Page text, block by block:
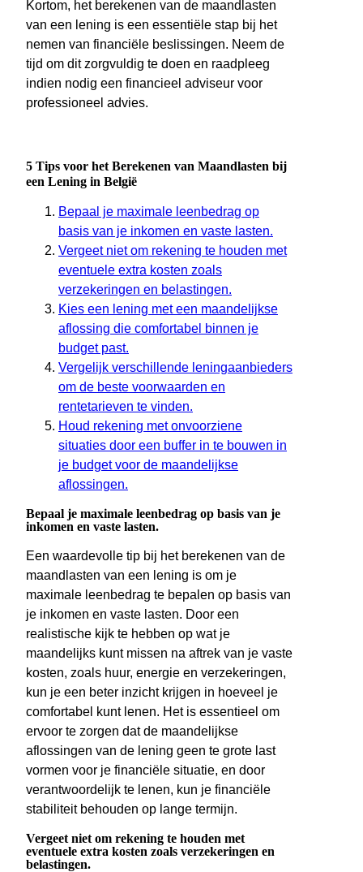
Kortom, het berekenen van de maandlasten
van een lening is een essentiële stap bij het
nemen van financiële beslissingen. Neem de
tijd om dit zorgvuldig te doen en raadpleeg
indien nodig een financieel adviseur voor
professioneel advies.
5 Tips voor het Berekenen van Maandlasten bij
een Lening in België
Bepaal je maximale leenbedrag op
basis van je inkomen en vaste lasten.
Vergeet niet om rekening te houden met
eventuele extra kosten zoals
verzekeringen en belastingen.
Kies een lening met een maandelijkse
aflossing die comfortabel binnen je
budget past.
Vergelijk verschillende leningaanbieders
om de beste voorwaarden en
rentetarieven te vinden.
Houd rekening met onvoorziene
situaties door een buffer in te bouwen in
je budget voor de maandelijkse
aflossingen.
Bepaal je maximale leenbedrag op basis van je
inkomen en vaste lasten.
Een waardevolle tip bij het berekenen van de
maandlasten van een lening is om je
maximale leenbedrag te bepalen op basis van
je inkomen en vaste lasten. Door een
realistische kijk te hebben op wat je
maandelijks kunt missen na aftrek van je vaste
kosten, zoals huur, energie en verzekeringen,
kun je een beter inzicht krijgen in hoeveel je
comfortabel kunt lenen. Het is essentieel om
ervoor te zorgen dat de maandelijkse
aflossingen van de lening geen te grote last
vormen voor je financiële situatie, en door
verantwoordelijk te lenen, kun je financiële
stabiliteit behouden op lange termijn.
Vergeet niet om rekening te houden met
eventuele extra kosten zoals verzekeringen en
belastingen.